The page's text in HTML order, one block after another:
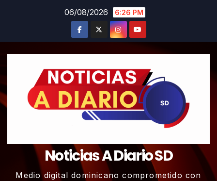
06/08/2026 6:26 PM
Noticias A Diario SD
Medio digital dominicano comprometido con